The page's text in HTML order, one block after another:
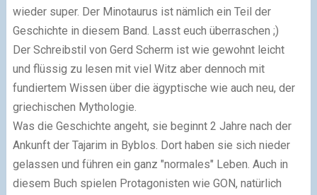
wieder super. Der Minotaurus ist nämlich ein Teil der
Geschichte in diesem Band. Lasst euch überraschen ;)
Der Schreibstil von Gerd Scherm ist wie gewohnt leicht
und flüssig zu lesen mit viel Witz aber dennoch mit
fundiertem Wissen über die ägyptische wie auch neu, der
griechischen Mythologie.
Was die Geschichte angeht, sie beginnt 2 Jahre nach der
Ankunft der Tajarim in Byblos. Dort haben sie sich nieder
gelassen und führen ein ganz "normales" Leben. Auch in
diesem Buch spielen Protagonisten wie GON, natürlich